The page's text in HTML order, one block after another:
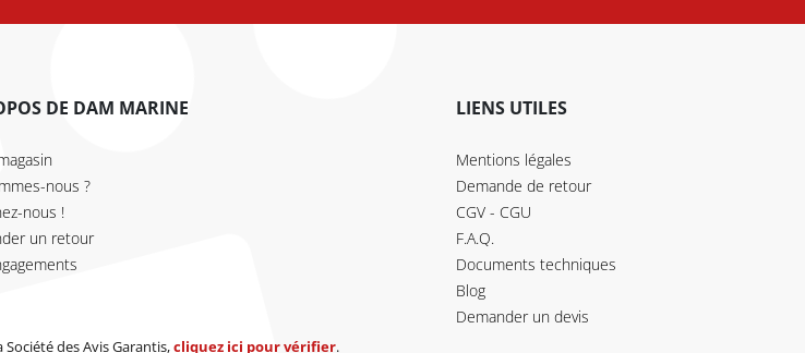
DE DAM MARINE
nous ?
nous !
un retour
LIENS UTILES
Mentions légales
Demande de retour
CGV - CGU
F.A.Q.
Documents techniques
Blog
Demander un devis
des Avis Garantis,cliquez ici pour vérifier.